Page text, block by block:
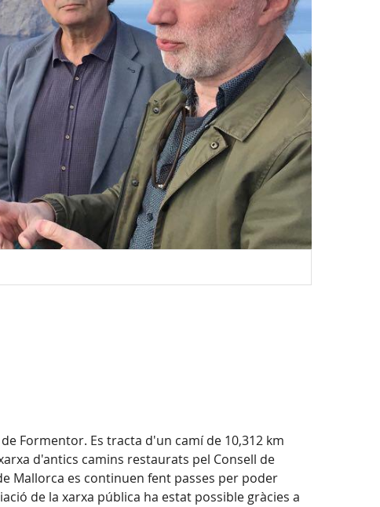
Formentor. Es tracta d'un camí de 10,312 km
d'antics camins restaurats pel Consell de
Mallorca es continuen fent passes per poder
de la xarxa pública ha estat possible gràcies a